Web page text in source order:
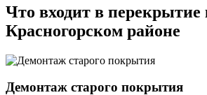
Что входит в перекрытие
Красногорском районе
Демонтаж старого покрытия